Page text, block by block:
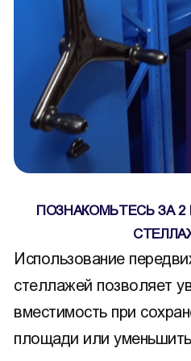
ПОЗНАКОМЬТЕСЬ ЗА
Использование
стеллажей позволяет
вместимость при
площади или